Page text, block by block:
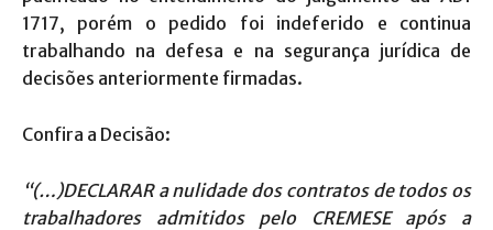
1717, porém o pedido foi indeferido e continua
trabalhando na defesa e na segurança jurídica de
decisões anteriormente firmadas.
Confira a Decisão:
“(…)DECLARAR a nulidade dos contratos de todos os
trabalhadores admitidos pelo CREMESE após a